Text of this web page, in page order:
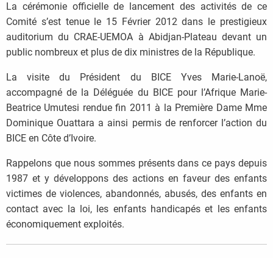
La cérémonie officielle de lancement des activités de ce
Comité s’est tenue le 15 Février 2012 dans le prestigieux
auditorium du CRAE-UEMOA à Abidjan-Plateau devant un
public nombreux et plus de dix ministres de la République.
La visite du Président du BICE Yves Marie-Lanoë,
accompagné de la Déléguée du BICE pour l’Afrique Marie-
Beatrice Umutesi rendue fin 2011 à la Première Dame Mme
Dominique Ouattara a ainsi permis de renforcer l’action du
BICE en Côte d’Ivoire.
Rappelons que nous sommes présents dans ce pays depuis
1987 et y développons des actions en faveur des enfants
victimes de violences, abandonnés, abusés, des enfants en
contact avec la loi, les enfants handicapés et les enfants
économiquement exploités.